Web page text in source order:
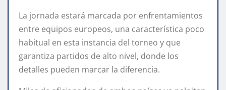
La jornada estará marcada por enfrentamientos
entre equipos europeos, una característica poco
habitual en esta instancia del torneo y que
garantiza partidos de alto nivel, donde los
detalles pueden marcar la diferencia.